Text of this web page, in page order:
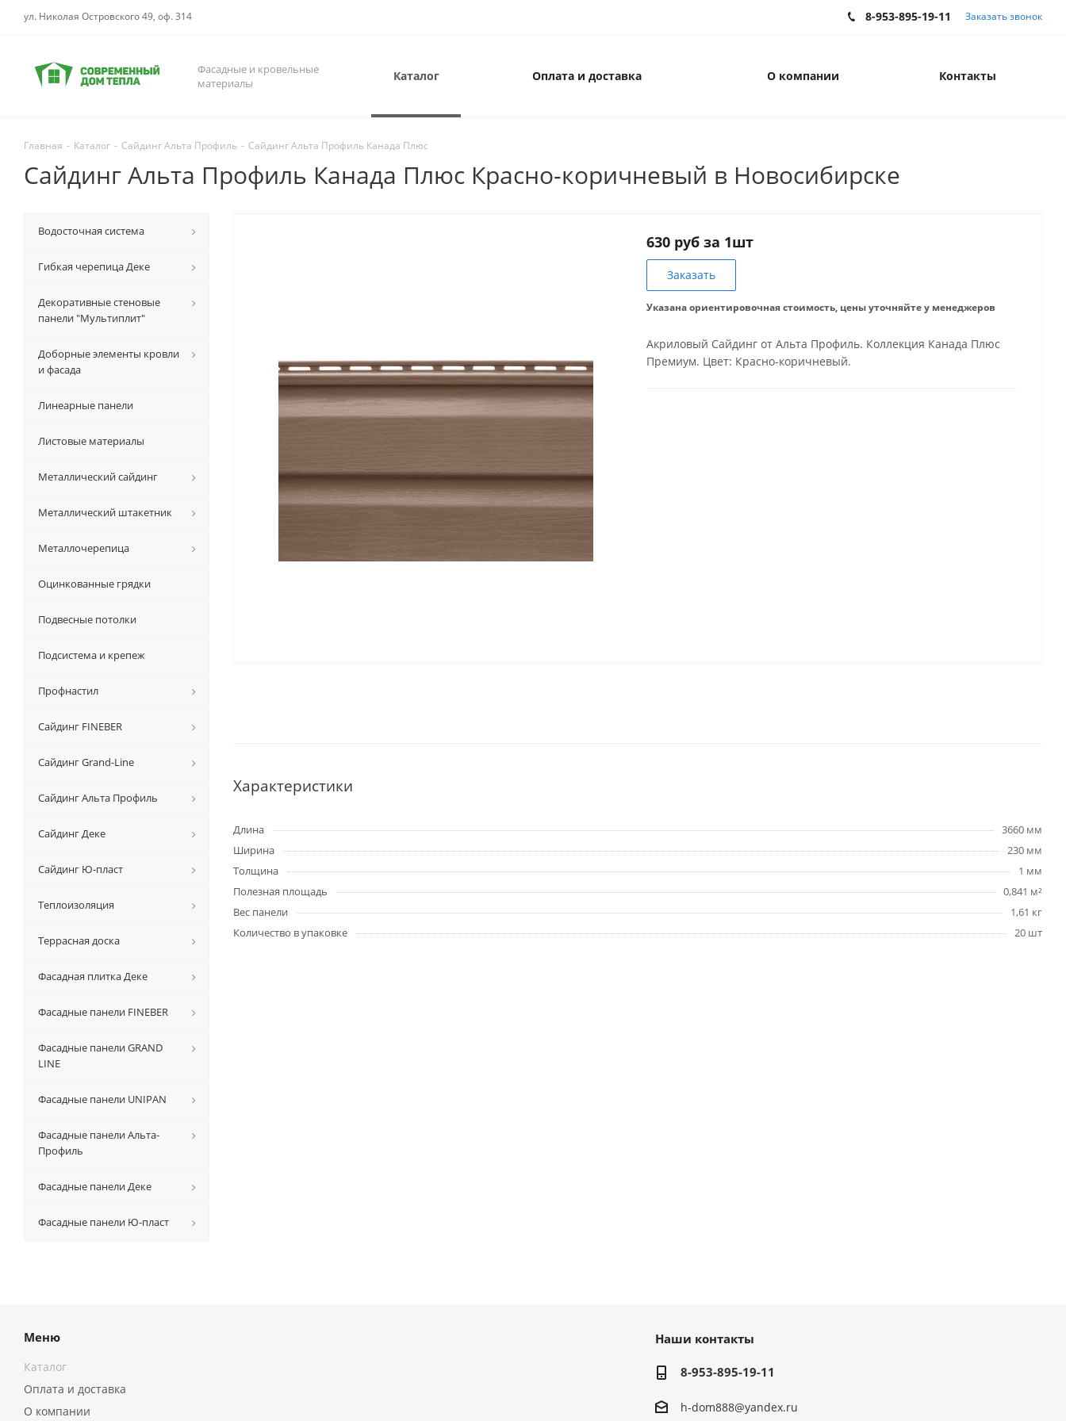
ул. Николая Островского 49, оф. 314 8-953-895-19-11 Заказать звонок
Фасадные и кровельные
материалы
Каталог Оплата и доставка О компании Контакты
Главная - Каталог - Сайдинг Альта Профиль - Сайдинг Альта Профиль Канада Плюс
Сайдинг Альта Профиль Канада Плюс Красно-коричневый в Новосибирске
630 руб за 1шт
Заказать
Указана ориентировочная стоимость, цены уточняйте у менеджеров
Акриловый Сайдинг от Альта Профиль. Коллекция Канада Плюс
Премиум. Цвет: Красно-коричневый.
Характеристики
Длина
3660 мм
Ширина
230 мм
Толщина
1 мм
Полезная площадь
0,841 м²
Вес панели
1,61 кг
Количество в упаковке
20 шт
Водосточная система
Гибкая черепица Деке
Декоративные стеновые
панели "Мультиплит"
Доборные элементы кровли
и фасада
Линеарные панели
Листовые материалы
Металлический сайдинг
Металлический штакетник
Металлочерепица
Оцинкованные грядки
Подвесные потолки
Подсистема и крепеж
Профнастил
Сайдинг FINEBER
Сайдинг Grand-Line
Сайдинг Альта Профиль
Сайдинг Деке
Сайдинг Ю-пласт
Теплоизоляция
Террасная доска
Фасадная плитка Деке
Фасадные панели FINEBER
Фасадные панели GRAND
LINE
Фасадные панели UNIPAN
Фасадные панели Альта-
Профиль
Фасадные панели Деке
Фасадные панели Ю-пласт
Меню
Каталог
Оплата и доставка
О компании
Наши контакты
8-953-895-19-11
h-dom888@yandex.ru